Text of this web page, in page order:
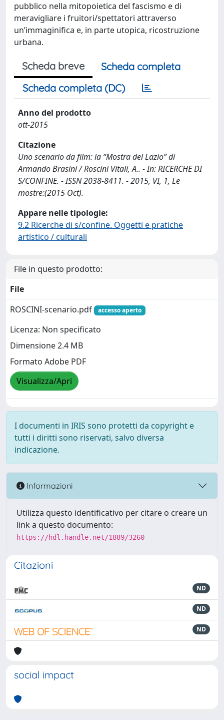
pubblico nella mitopoietica del fascismo e di
meravigliare i fruitori/spettatori attraverso
un’immaginifica e, in parte utopica, ricostruzione
urbana.
Scheda breve
Scheda completa
Scheda completa (DC)
Anno del prodotto
ott-2015
Citazione
Uno scenario da film: la “Mostra del Lazio” di
Armando Brasini / Roscini Vitali, A.. - In: RICERCHE DI
S/CONFINE. - ISSN 2038-8411. - 2015, VI, 1, Le
mostre:(2015 Oct).
Appare nelle tipologie:
9.2 Ricerche di s/confine. Oggetti e pratiche
artistico / culturali
File in questo prodotto:
File
ROSCINI-scenario.pdf
accesso aperto
Licenza: Non specificato
Dimensione 2.4 MB
Formato Adobe PDF
Visualizza/Apri
I documenti in IRIS sono protetti da copyright e
tutti i diritti sono riservati, salvo diversa
indicazione.
Informazioni
Utilizza questo identificativo per citare o creare un
link a questo documento:
https://hdl.handle.net/1889/3260
Citazioni
ND
ND
ND
social impact